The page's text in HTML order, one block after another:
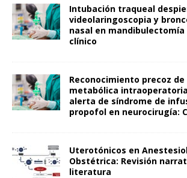
Intubación traqueal
videolaringoscopia y
nasal en
clínico
Reconocimiento precoz de
metabólica
alerta de síndrome de
propofol en neurocirugía:
Uterotónicos en
Obstétrica: Revisión
literatura